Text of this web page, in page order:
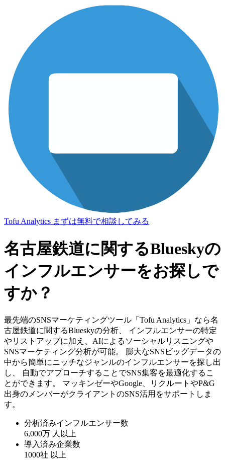
Tofu Analytics まずは無料で相談してみる
名古屋鉄道に関するBlueskyの
インフルエンサーをお探しで
すか？
最先端のSNSマーケティングツール「Tofu Analytics」なら名
古屋鉄道に関するBlueskyの分析、 インフルエンサーの特定
やリストアップに加え、AIによるソーシャルリスニングや
SNSマーケティング分析が可能。 膨大なSNSビッグデータの
中から簡単にニッチなジャンルのインフルエンサーを探し出
し、 自動でアプローチすることでSNS集客を最適化するこ
とができます。 マッキンゼーやGoogle、リクルートやP&G
出身のメンバーがクライアントのSNS活用をサポートしま
す。
分析済みインフルエンサー数
6,000万 人以上
導入済み企業数
1000社 以上